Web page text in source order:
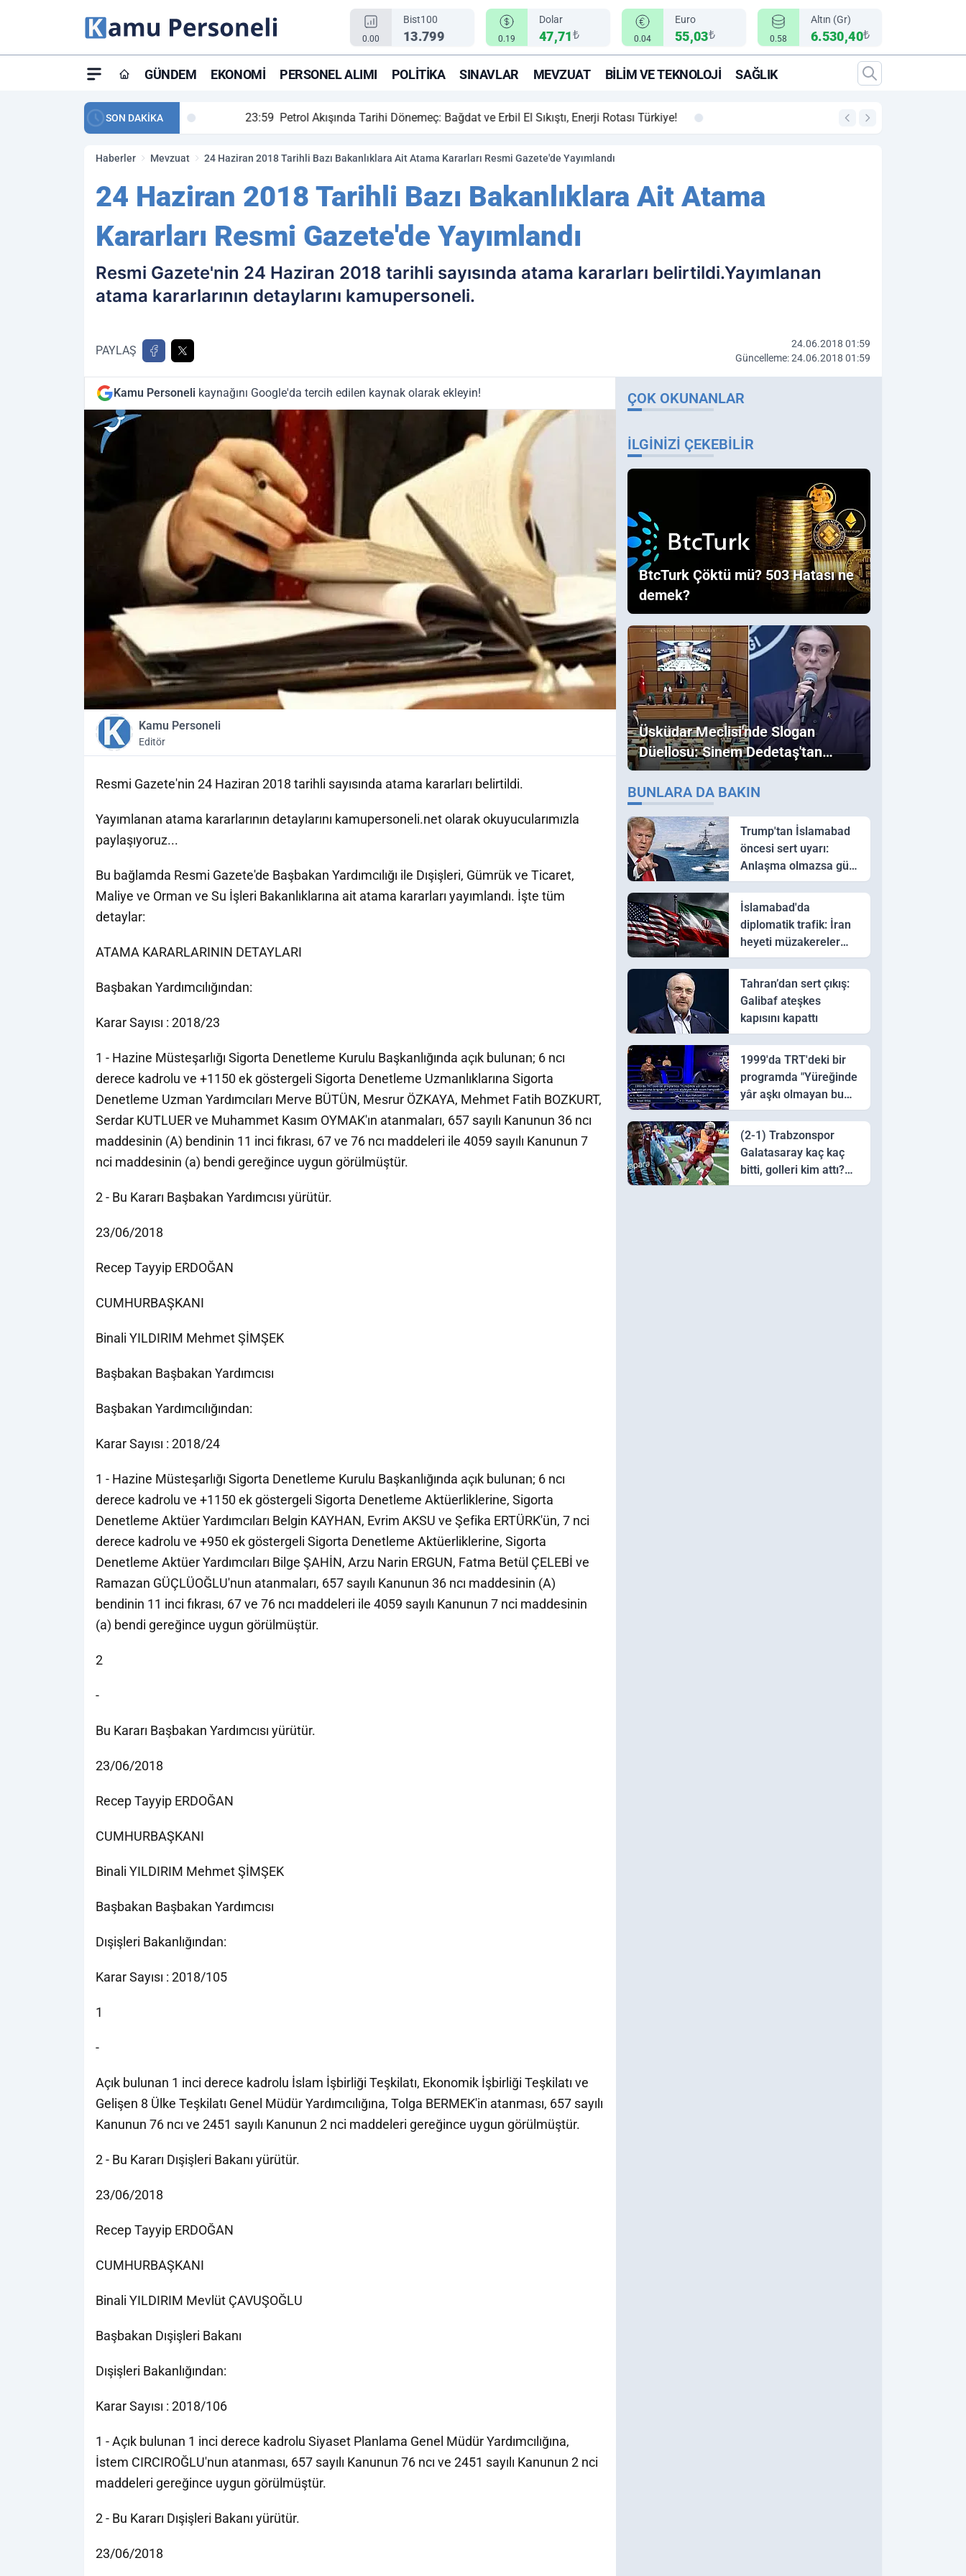
0.00
Bist100
13.799 0.19
Dolar
47,71₺ 0.04
Euro
55,03₺ 0.58
Altın (Gr)
6.530,40₺
GÜNDEM EKONOMI PERSONEL ALIMI POLITIKA SINAVLAR MEVZUAT BILIM VE TEKNOLOJI SAĞLIK
SON DAKİKA
maç özeti ve golleri! 23:59 Petrol Akışında Tarihi Dönemeç: Bağdat ve Erbil El Sıkıştı, Enerji Rotası Türkiye! 00:12
Haberler Mevzuat 24 Haziran 2018 Tarihli Bazı Bakanlıklara Ait Atama Kararları Resmi Gazete'de Yayımlandı
24 Haziran 2018 Tarihli Bazı Bakanlıklara Ait Atama
Kararları Resmi Gazete'de Yayımlandı
Resmi Gazete'nin 24 Haziran 2018 tarihli sayısında atama kararları belirtildi.Yayımlanan
atama kararlarının detaylarını kamupersoneli.
PAYLAŞ
24.06.2018 01:59
Güncelleme: 24.06.2018 01:59
Kamu Personeli kaynağını Google'da tercih edilen kaynak olarak ekleyin!
Kamu Personeli
Editör
Resmi Gazete'nin 24 Haziran 2018 tarihli sayısında atama kararları belirtildi.
Yayımlanan atama kararlarının detaylarını kamupersoneli.net olarak okuyucularımızla
paylaşıyoruz...
Bu bağlamda Resmi Gazete'de Başbakan Yardımcılığı ile Dışişleri, Gümrük ve Ticaret,
Maliye ve Orman ve Su İşleri Bakanlıklarına ait atama kararları yayımlandı. İşte tüm
detaylar:
ATAMA KARARLARININ DETAYLARI
Başbakan Yardımcılığından:
Karar Sayısı : 2018/23
1 - Hazine Müsteşarlığı Sigorta Denetleme Kurulu Başkanlığında açık bulunan; 6 ncı
derece kadrolu ve +1150 ek göstergeli Sigorta Denetleme Uzmanlıklarına Sigorta
Denetleme Uzman Yardımcıları Merve BÜTÜN, Mesrur ÖZKAYA, Mehmet Fatih BOZKURT,
Serdar KUTLUER ve Muhammet Kasım OYMAK'ın atanmaları, 657 sayılı Kanunun 36 ncı
maddesinin (A) bendinin 11 inci fıkrası, 67 ve 76 ncı maddeleri ile 4059 sayılı Kanunun 7
nci maddesinin (a) bendi gereğince uygun görülmüştür.
2 - Bu Kararı Başbakan Yardımcısı yürütür.
23/06/2018
Recep Tayyip ERDOĞAN
CUMHURBAŞKANI
Binali YILDIRIM Mehmet ŞİMŞEK
Başbakan Başbakan Yardımcısı
Başbakan Yardımcılığından:
Karar Sayısı : 2018/24
1 - Hazine Müsteşarlığı Sigorta Denetleme Kurulu Başkanlığında açık bulunan; 6 ncı
derece kadrolu ve +1150 ek göstergeli Sigorta Denetleme Aktüerliklerine, Sigorta
Denetleme Aktüer Yardımcıları Belgin KAYHAN, Evrim AKSU ve Şefika ERTÜRK'ün, 7 nci
derece kadrolu ve +950 ek göstergeli Sigorta Denetleme Aktüerliklerine, Sigorta
Denetleme Aktüer Yardımcıları Bilge ŞAHİN, Arzu Narin ERGUN, Fatma Betül ÇELEBİ ve
Ramazan GÜÇLÜOĞLU'nun atanmaları, 657 sayılı Kanunun 36 ncı maddesinin (A)
bendinin 11 inci fıkrası, 67 ve 76 ncı maddeleri ile 4059 sayılı Kanunun 7 nci maddesinin
(a) bendi gereğince uygun görülmüştür.
2
-
Bu Kararı Başbakan Yardımcısı yürütür.
23/06/2018
Recep Tayyip ERDOĞAN
CUMHURBAŞKANI
Binali YILDIRIM Mehmet ŞİMŞEK
Başbakan Başbakan Yardımcısı
Dışişleri Bakanlığından:
Karar Sayısı : 2018/105
1
-
Açık bulunan 1 inci derece kadrolu İslam İşbirliği Teşkilatı, Ekonomik İşbirliği Teşkilatı ve
Gelişen 8 Ülke Teşkilatı Genel Müdür Yardımcılığına, Tolga BERMEK'in atanması, 657 sayılı
Kanunun 76 ncı ve 2451 sayılı Kanunun 2 nci maddeleri gereğince uygun görülmüştür.
2 - Bu Kararı Dışişleri Bakanı yürütür.
23/06/2018
Recep Tayyip ERDOĞAN
CUMHURBAŞKANI
Binali YILDIRIM Mevlüt ÇAVUŞOĞLU
Başbakan Dışişleri Bakanı
Dışişleri Bakanlığından:
Karar Sayısı : 2018/106
1 - Açık bulunan 1 inci derece kadrolu Siyaset Planlama Genel Müdür Yardımcılığına,
İstem CIRCIROĞLU'nun atanması, 657 sayılı Kanunun 76 ncı ve 2451 sayılı Kanunun 2 nci
maddeleri gereğince uygun görülmüştür.
2 - Bu Kararı Dışişleri Bakanı yürütür.
23/06/2018
ÇOK OKUNANLAR
İLGINIZI ÇEKEBILIR
BtcTurk Çöktü mü? 503 Hatası ne
demek?
Üsküdar Meclisi'nde Slogan
Düellosu: Sinem Dedetaş'tan
Ezber Bozan "Erdoğan" ve
"İmamoğlu" Çıkışı!
BUNLARA DA BAKIN
Trump'tan İslamabad
öncesi sert uyarı:
Anlaşma olmazsa güç
kullanırız
İslamabad'da
diplomatik trafik: İran
heyeti müzakereler
için Pakistan'a ulaştı
Tahran’dan sert çıkış:
Galibaf ateşkes
kapısını kapattı
1999'da TRT'deki bir
programda "Yüreğinde
yâr aşkı olmayan bu
sazı çalarsa tingirdatır"
sözünü söyleyen halk
ozanı hangisidir?
(2-1) Trabzonspor
Galatasaray kaç kaç
bitti, golleri kim attı?
Trabzonspor